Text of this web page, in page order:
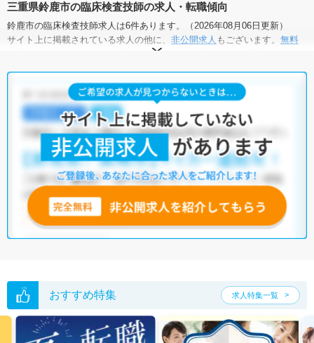
三重県鈴鹿市の臨床検査技師の求人・転職傾向
鈴鹿市の臨床検査技師求人は6件あります。（2026年08月06日更新）
サイト上に掲載されている求人の他に、 非公開求人 もございます。 無料
にお申し込みいただくと、全求人からご希望条件に合
鈴鹿市の臨床検査技師求人では以下のような条件が人気です。
土日祝休・積極採用中・ 残業少なめ 正社員(正職員)
・クリニック
他の条件でも人気の求人がございますので、「こだわり条件」から検索
いただくか、お気軽にお問い合わせください。
全国の臨床検査技師求人から検索いただくことも可能です。
無料転職支援サービス
にお申し込みいただくと、ご希望条件をヒアリン
グした上で求人をご提案いたします。
ご希望条件がまだ定まっていない方は人気の希望条件をピックアップし
い。
おすすめ特集 求人特集一覧